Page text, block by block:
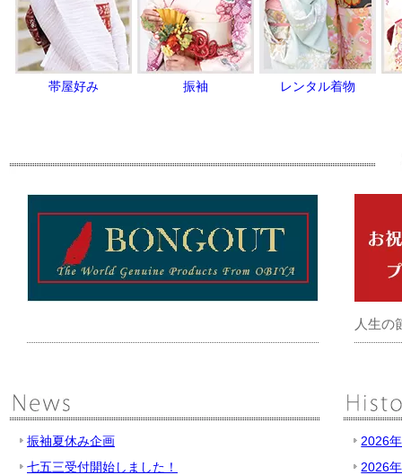
帯屋好み 振袖 レンタル着物
人生の
振袖夏休み企画
七五三受付開始しました！
2026
2026